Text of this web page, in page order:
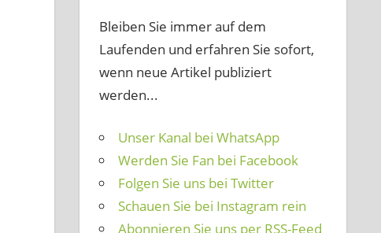
Bleiben Sie immer auf dem
Laufenden und erfahren Sie sofort,
wenn neue Artikel publiziert
werden...
Unser Kanal bei WhatsApp
Werden Sie Fan bei Facebook
Folgen Sie uns bei Twitter
Schauen Sie bei Instagram rein
Abonnieren Sie uns per RSS-Feed